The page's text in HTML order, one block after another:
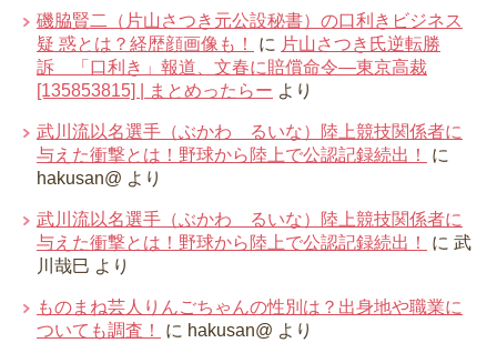
磯脇賢二（片山さつき元公設秘書）の口利きビジネス
疑 惑とは？経歴顔画像も！
に 片山さつき氏逆転勝
訴 「口利き」報道、文春に賠償命令―東京高裁
[135853815] | まとめったらー より
武川流以名選手（ぶかわ るいな）陸上競技関係者に
与えた衝撃とは！野球から陸上で公認記録続出！
に
hakusan@ より
武川流以名選手（ぶかわ るいな）陸上競技関係者に
与えた衝撃とは！野球から陸上で公認記録続出！
に 武
川哉巳 より
ものまね芸人りんごちゃんの性別は？出身地や職業に
ついても調査！
に hakusan@ より